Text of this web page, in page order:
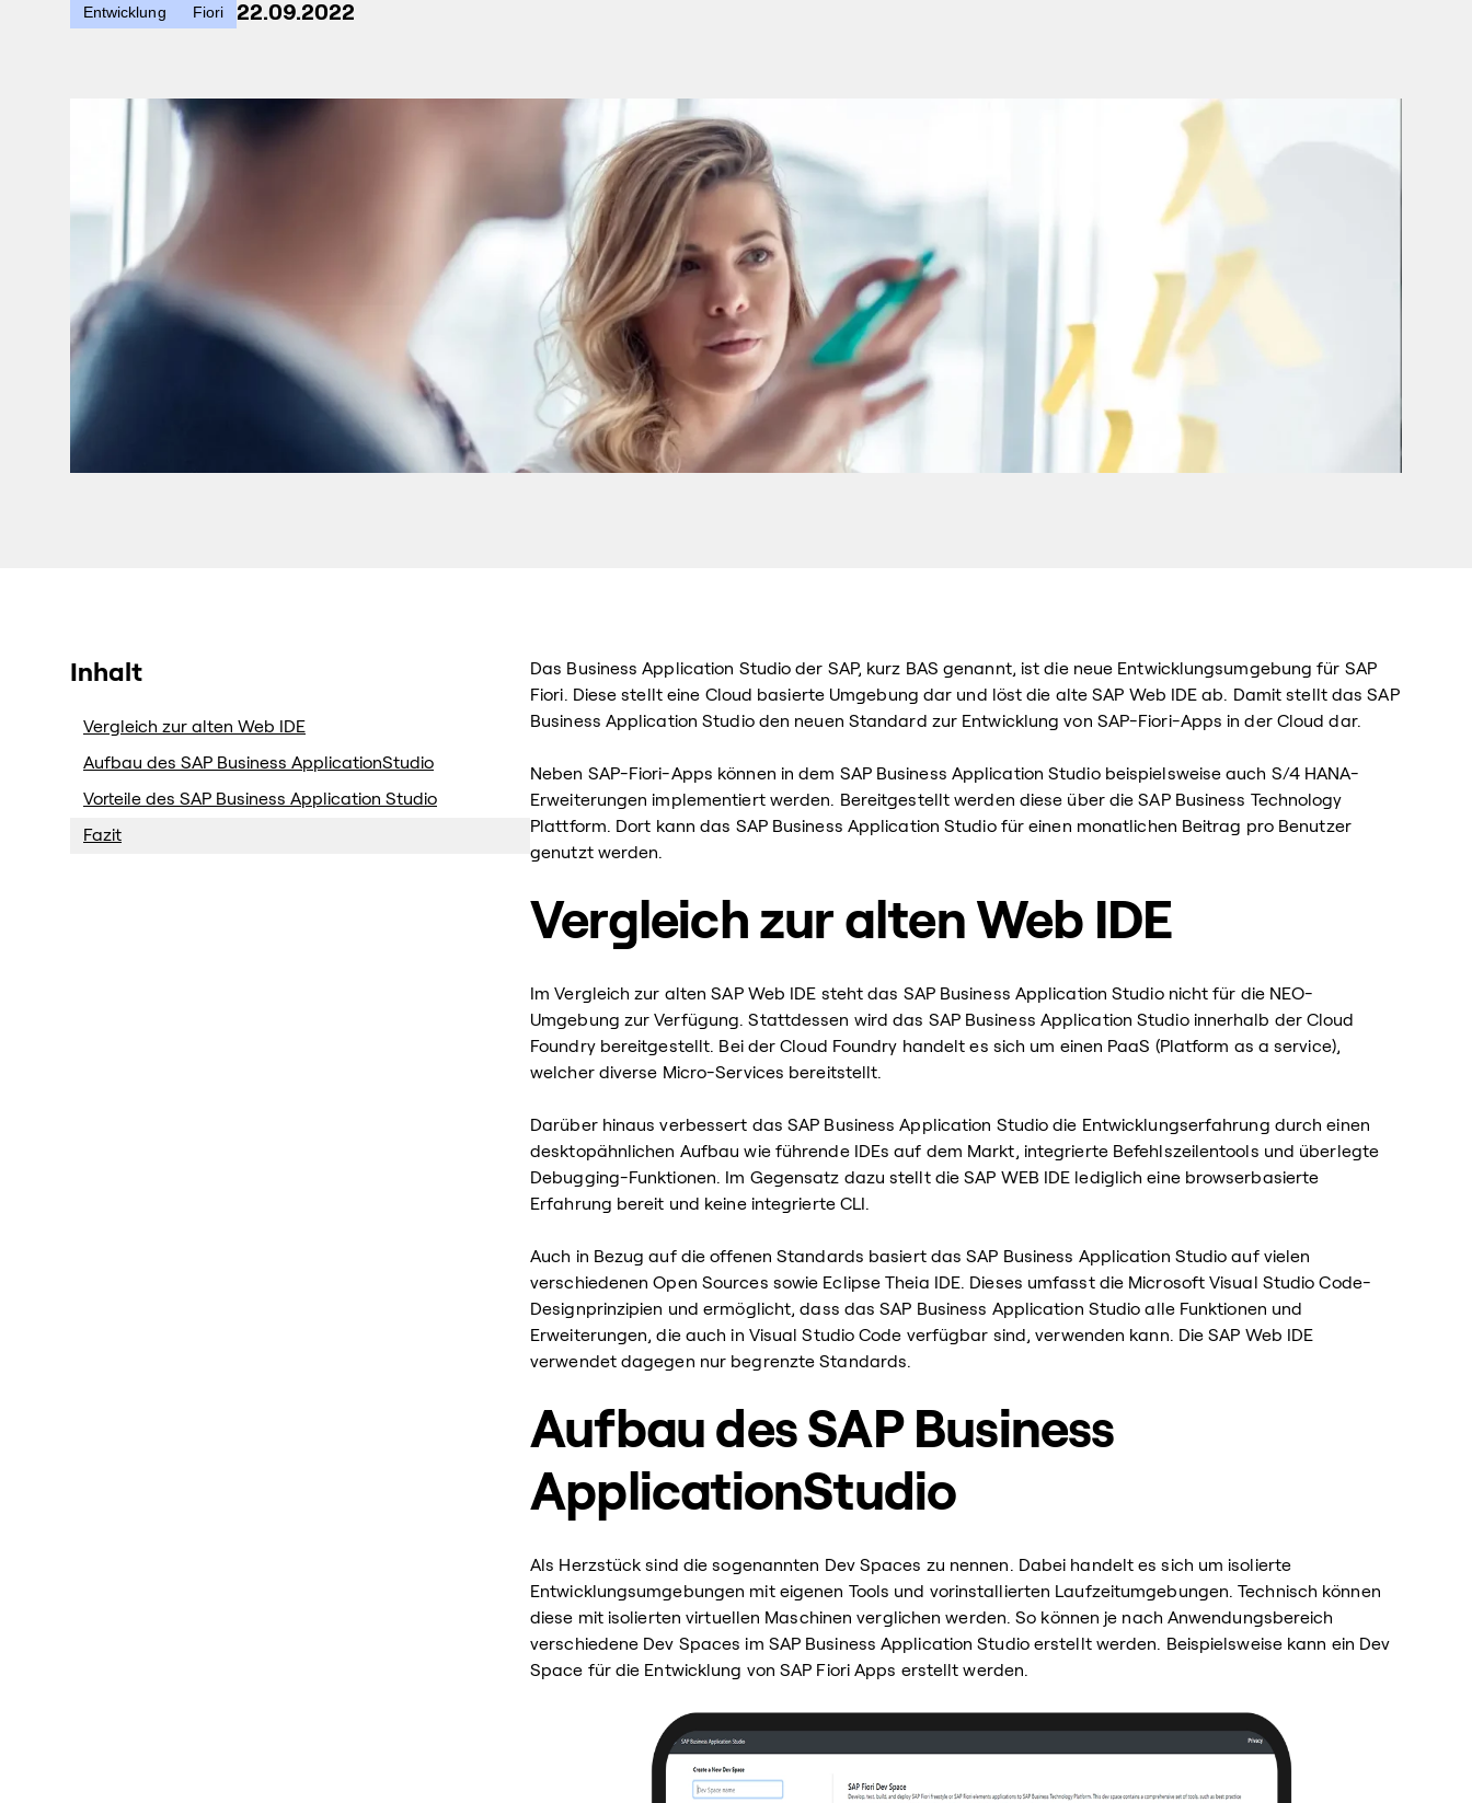
Entwicklung Fiori 22.09.2022
Inhalt
Vergleich zur alten Web IDE
Aufbau des SAP Business ApplicationStudio
Vorteile des SAP Business Application Studio
Fazit
Das Business Application Studio der SAP, kurz BAS genannt, ist die neue Entwicklungsumgebung für SAP
Fiori. Diese stellt eine Cloud basierte Umgebung dar und löst die alte SAP Web IDE ab. Damit stellt das SAP
Business Application Studio den neuen Standard zur Entwicklung von SAP-Fiori-Apps in der Cloud dar.
Neben SAP-Fiori-Apps können in dem SAP Business Application Studio beispielsweise auch S/4 HANA-
Erweiterungen implementiert werden. Bereitgestellt werden diese über die SAP Business Technology
Plattform. Dort kann das SAP Business Application Studio für einen monatlichen Beitrag pro Benutzer
genutzt werden.
Vergleich zur alten Web IDE
Im Vergleich zur alten SAP Web IDE steht das SAP Business Application Studio nicht für die NEO-
Umgebung zur Verfügung. Stattdessen wird das SAP Business Application Studio innerhalb der Cloud
Foundry bereitgestellt. Bei der Cloud Foundry handelt es sich um einen PaaS (Platform as a service),
welcher diverse Micro-Services bereitstellt.
Darüber hinaus verbessert das SAP Business Application Studio die Entwicklungserfahrung durch einen
desktopähnlichen Aufbau wie führende IDEs auf dem Markt, integrierte Befehlszeilentools und überlegte
Debugging-Funktionen. Im Gegensatz dazu stellt die SAP WEB IDE lediglich eine browserbasierte
Erfahrung bereit und keine integrierte CLI.
Auch in Bezug auf die offenen Standards basiert das SAP Business Application Studio auf vielen
verschiedenen Open Sources sowie Eclipse Theia IDE. Dieses umfasst die Microsoft Visual Studio Code-
Designprinzipien und ermöglicht, dass das SAP Business Application Studio alle Funktionen und
Erweiterungen, die auch in Visual Studio Code verfügbar sind, verwenden kann. Die SAP Web IDE
verwendet dagegen nur begrenzte Standards.
Aufbau des SAP Business
ApplicationStudio
Als Herzstück sind die sogenannten Dev Spaces zu nennen. Dabei handelt es sich um isolierte
Entwicklungsumgebungen mit eigenen Tools und vorinstallierten Laufzeitumgebungen. Technisch können
diese mit isolierten virtuellen Maschinen verglichen werden. So können je nach Anwendungsbereich
verschiedene Dev Spaces im SAP Business Application Studio erstellt werden. Beispielsweise kann ein Dev
Space für die Entwicklung von SAP Fiori Apps erstellt werden.